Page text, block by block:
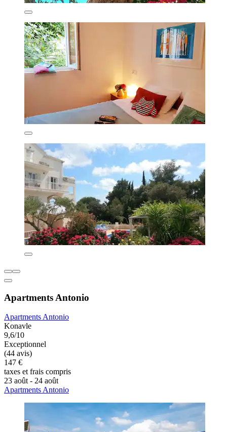
Apartments Antonio
Apartments Antonio
Konavle
9,6/10
Exceptionnel
(44 avis)
147 €
taxes et frais compris
23 août - 24 août
Apartments Antonio